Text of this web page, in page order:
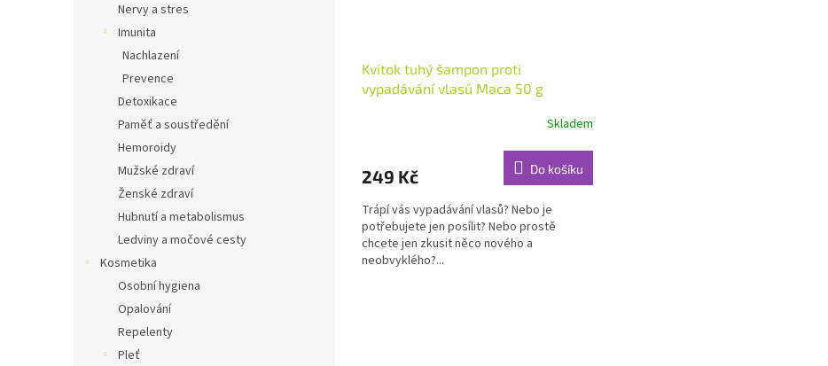
Nervy a stres
Imunita
Nachlazení
Prevence
Detoxikace
Paměť a soustředění
Hemoroidy
Mužské zdraví
Ženské zdraví
Hubnutí a metabolismus
Ledviny a močové cesty
Kosmetika
Osobní hygiena
Opalování
Repelenty
Pleť
Kvitok tuhý šampon proti
vypadávání vlasů Maca 50 g
je
z
5
hvězdiček.
Skladem
249 Kč Do košíku
Trápí vás vypadávání vlasů? Nebo je
potřebujete jen posílit? Nebo prostě
chcete jen zkusit něco nového a
neobvyklého?...